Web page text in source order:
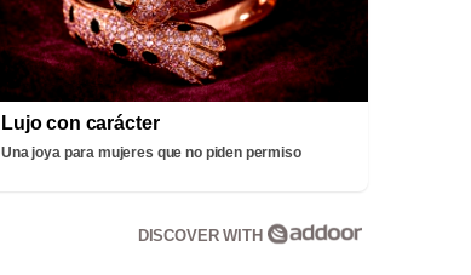
Lujo con carácter
Una joya para mujeres que no piden permiso
DISCOVER WITH